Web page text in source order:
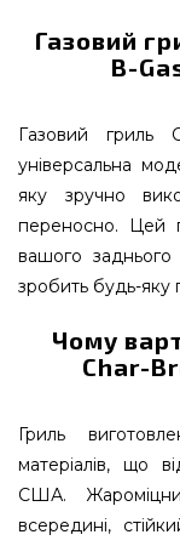
Газовий
B-
Газовий
універсальна
яку зручно
переносно. Цей
вашого
зробить будь-яку
Чому
Char-
Гриль
матеріалів, що
США.
всередині,